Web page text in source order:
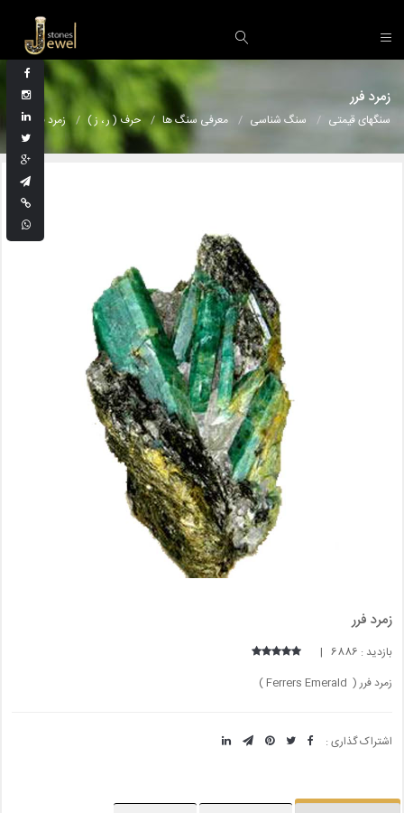
زمرد فرر
سنگهای قیمتی سنگ شناسی معرفی سنگ ها حرف ( ر ، ز ) زمرد فرر
زمرد فرر
بازدید : 6886 |
زمرد فرر ( Ferrers Emerald )
اشتراک گذاری :